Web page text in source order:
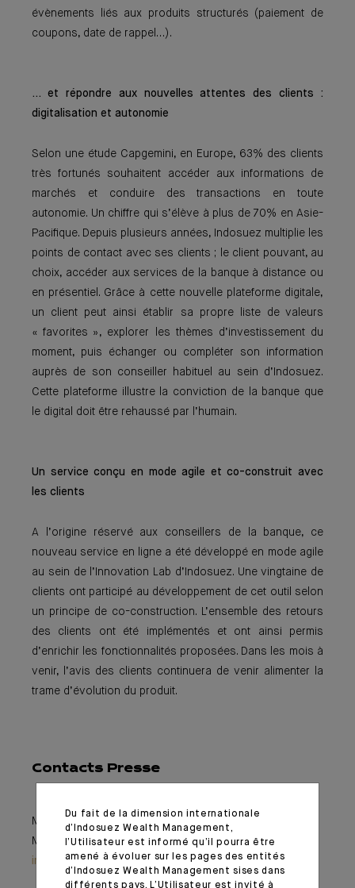
évènements liés aux produits structurés (paiement de
coupons, date de rappel…).
… et répondre aux nouvelles attentes des clients :
digitalisation et autonomie
Selon une étude Capgemini, en Europe, 63% des clients
très fortunés souhaitent accéder aux informations de
marchés et conduire des transactions en toute
autonomie. Un chiffre qui s’élève à plus de 70% en Asie-
Pacifique. Depuis plusieurs années, Indosuez multiplie les
points de contact avec ses clients ; le client pouvant, au
choix, accéder aux services de la banque à distance ou
en présentiel. Grâce à cette nouvelle plateforme digitale,
un client peut ainsi établir sa propre liste de valeurs
« favorites », explorer les thèmes d’investissement du
moment, puis échanger ou compléter son information
auprès de son conseiller habituel au sein d’Indosuez.
Cette plateforme illustre la conviction de la banque que
le digital doit être rehaussé par l’humain.
Un service conçu en mode agile et co-construit avec
les clients
A l’origine réservé aux conseillers de la banque, ce
nouveau service en ligne a été développé en mode agile
au sein de l’Innovation Lab d’Indosuez. Une vingtaine de
clients ont participé au développement de cet outil selon
un principe de co-construction. L’ensemble des retours
des clients ont été implémentés et ont ainsi permis
d’enrichir les fonctionnalités proposées. Dans les mois à
venir, l’avis des clients continuera de venir alimenter la
trame d’évolution du produit.
Contacts Presse
Melinda Raverdy,
melinda.raverdy@ca-indosuez.ch
Morgane Le Boursicaud,morgane.leboursicaud@ca-
indosuez.com
Du fait de la dimension internationale
d’Indosuez Wealth Management,
l’Utilisateur est informé qu’il pourra être
amené à évoluer sur les pages des entités
d’Indosuez Wealth Management sises dans
différents pays. L’Utilisateur est invité à